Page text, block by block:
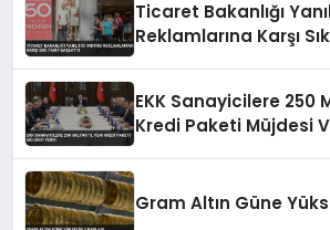
Ticaret Bakanlığı
Reklamlarına Karşı
EKK Sanayicilere 250
Kredi Paketi Müjdesi
Gram Altın Güne